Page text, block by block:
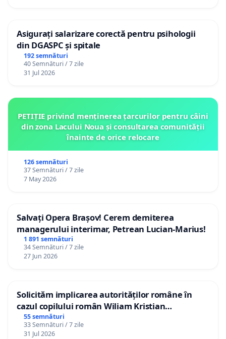
Asigurați salarizare corectă pentru psihologii
din DGASPC și spitale
192 semnături
40 Semnături / 7 zile
31 Jul 2026
PETIȚIE privind menținerea țarcurilor pentru câini
din zona Lacului Noua și consultarea comunității
înainte de orice relocare
126 semnături
37 Semnături / 7 zile
7 May 2026
Salvați Opera Brașov! Cerem demiterea
managerului interimar, Petrean Lucian-Marius!
1 891 semnături
34 Semnături / 7 zile
27 Jun 2026
Solicităm implicarea autorităților române în
cazul copilului român Wiliam Kristian
Gheorghe, aflat în plasament în Danemarca de
12 ani
55 semnături
33 Semnături / 7 zile
31 Jul 2026